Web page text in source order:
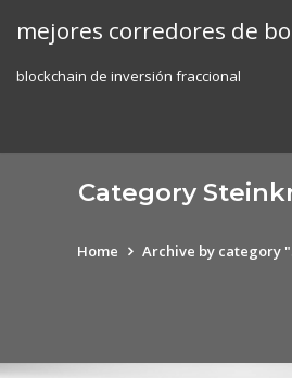
mejores corredores de
blockchain de inversión fraccional
Category
Home Archive by category